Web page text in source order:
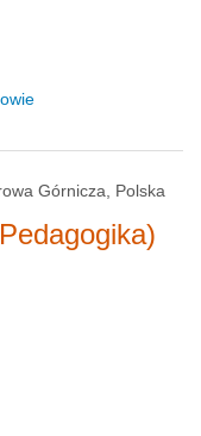
Górnicza, Polska